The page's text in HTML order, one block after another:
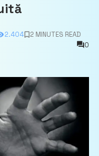
2.404
2 MINUTES READ
0